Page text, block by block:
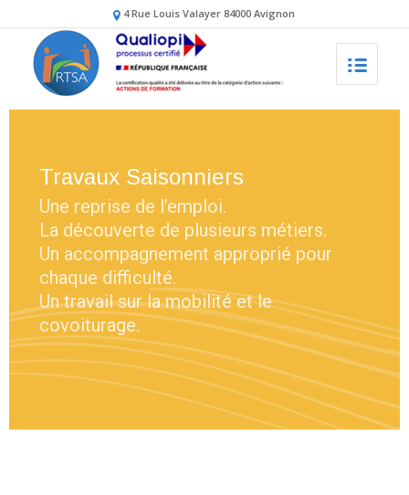
4 Rue Louis Valayer 84000 Avignon
Travaux Saisonniers
Une reprise de l’emploi.
La découverte de plusieurs métiers.
Un accompagnement approprié pour
chaque difficulté.
Un travail sur la mobilité et le
covoiturage.